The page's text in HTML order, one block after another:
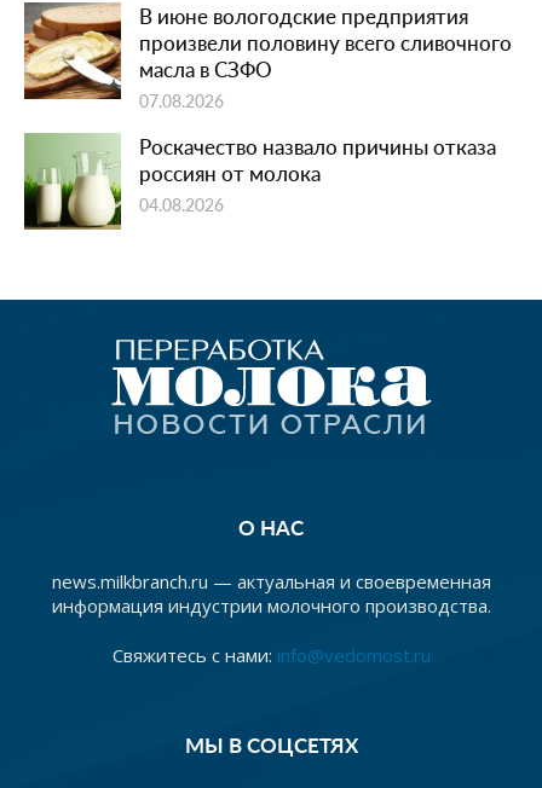
В июне вологодские предприятия
произвели половину всего сливочного
масла в СЗФО
07.08.2026
Роскачество назвало причины отказа
россиян от молока
04.08.2026
О НАС
news.milkbranch.ru — актуальная и своевременная
информация индустрии молочного производства.
Свяжитесь с нами: info@vedomost.ru
МЫ В СОЦСЕТЯХ